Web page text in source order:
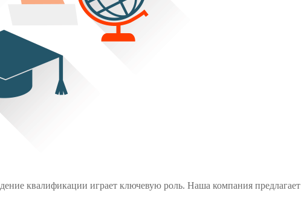
квалификации играет ключевую роль. Наша компания предлагает